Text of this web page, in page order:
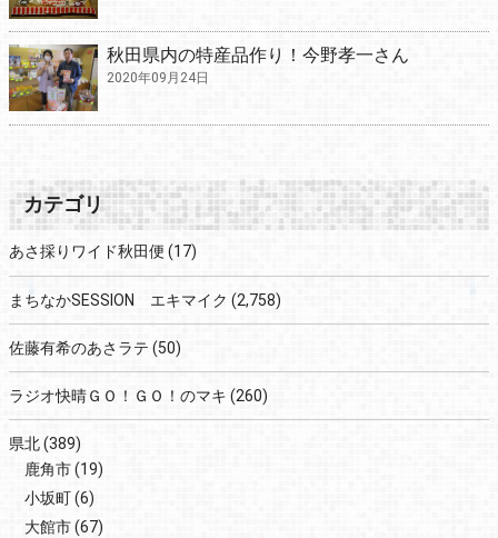
秋田県内の特産品作り！今野孝一さん
2020年09月24日
カテゴリ
あさ採りワイド秋田便 (17)
まちなかSESSION エキマイク (2,758)
佐藤有希のあさラテ (50)
ラジオ快晴ＧＯ！ＧＯ！のマキ (260)
県北(389)
鹿角市(19)
小坂町(6)
大館市(67)